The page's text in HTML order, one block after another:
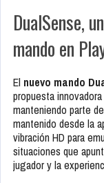
DualSense,
mando en
El nuevo mando
propuesta
manteniendo parte
mantenido desde la
vibración HD para
situaciones que
jugador y la